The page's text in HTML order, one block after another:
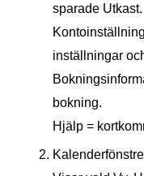
sparade Utkast.
inställningar
bokning.
Hjälp =